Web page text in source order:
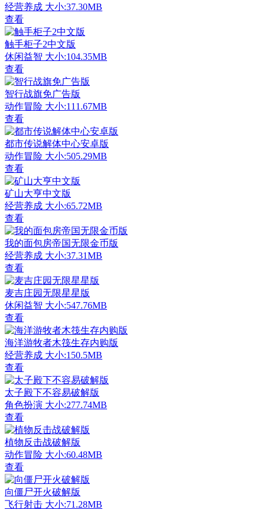
经营养成 大小:37.30MB
查看
触手柜子2中文版
休闲益智 大小:104.35MB
查看
智行战旗免广告版
动作冒险 大小:111.67MB
查看
都市传说解体中心安卓版
动作冒险 大小:505.29MB
查看
矿山大亨中文版
经营养成 大小:65.72MB
查看
我的面包房帝国无限金币版
经营养成 大小:37.31MB
查看
麦吉庄园无限星星版
休闲益智 大小:547.76MB
查看
海洋游牧者木筏生存内购版
经营养成 大小:150.5MB
查看
太子殿下不容易破解版
角色扮演 大小:277.74MB
查看
植物反击战破解版
动作冒险 大小:60.48MB
查看
向僵尸开火破解版
飞行射击 大小:71.28MB